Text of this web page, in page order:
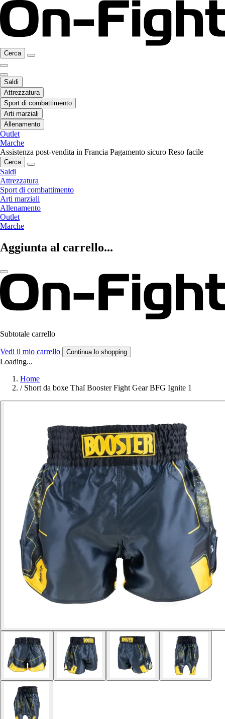
Cerca
Saldi
Attrezzatura
Sport di combattimento
Arti marziali
Allenamento
Outlet
Marche
Assistenza post-vendita in Francia Pagamento sicuro Reso facile
Cerca
Saldi
Attrezzatura
Sport di combattimento
Arti marziali
Allenamento
Outlet
Marche
Aggiunta al carrello...
Subtotale carrello
Vedi il mio carrello Continua lo shopping
Loading...
Home
/ Short da boxe Thaï Booster Fight Gear BFG Ignite 1